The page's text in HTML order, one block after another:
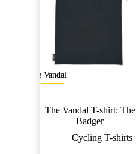
The Vandal
The Vandal T-shirt: The
Badger
Cycling T-shirts